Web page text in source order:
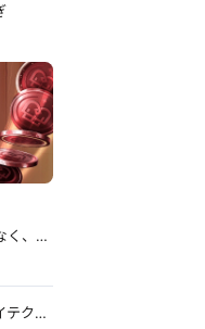
テンバガーのペニー株は夢ではなく、成長市場と企業力を見極める投資
KOSPI指数の急落は、本日、ハイテク株の売り浴びせと世界的なパニックの中で発生した。